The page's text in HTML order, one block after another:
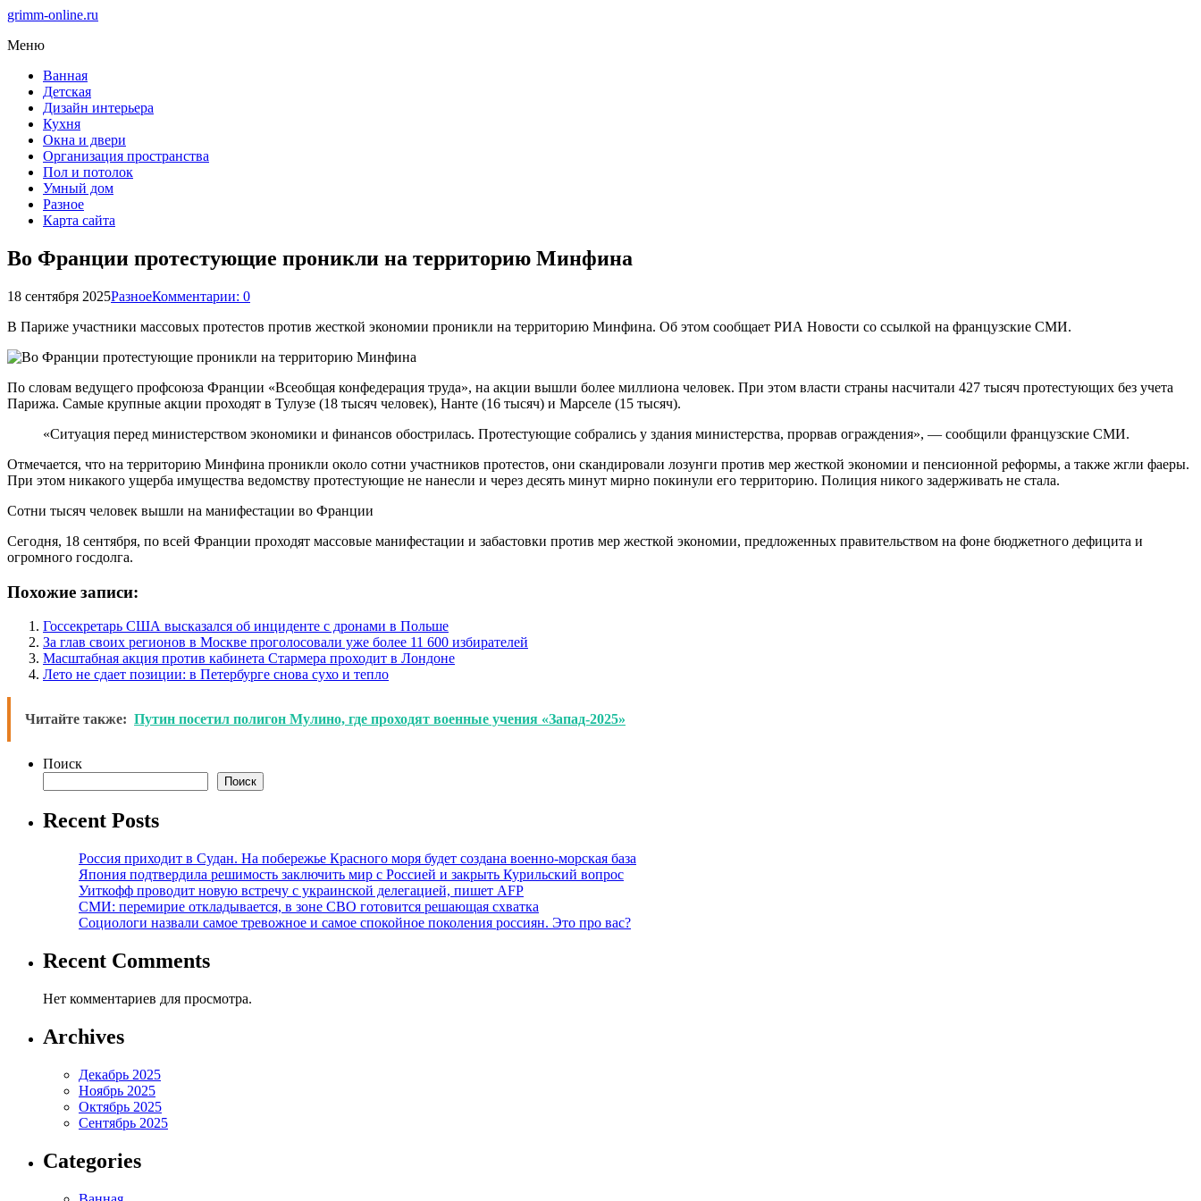
grimm-online.ru
Меню
Ванная
Детская
Дизайн интерьера
Кухня
Окна и двери
Организация пространства
Пол и потолок
Умный дом
Разное
Карта сайта
Во Франции протестующие проникли на территорию Минфина
18 сентября 2025РазноеКомментарии: 0
В Париже участники массовых протестов против жесткой экономии проникли на территорию Минфина. Об этом сообщает РИА Новости со ссылкой на французские СМИ.
По словам ведущего профсоюза Франции «Всеобщая конфедерация труда», на акции вышли более миллиона человек. При этом власти страны насчитали 427 тысяч протестующих без учета
Парижа. Самые крупные акции проходят в Тулузе (18 тысяч человек), Нанте (16 тысяч) и Марселе (15 тысяч).
«Ситуация перед министерством экономики и финансов обострилась. Протестующие собрались у здания министерства, прорвав ограждения», — сообщили французские СМИ.
Отмечается, что на территорию Минфина проникли около сотни участников протестов, они скандировали лозунги против мер жесткой экономии и пенсионной реформы, а также жгли фаеры.
При этом никакого ущерба имущества ведомству протестующие не нанесли и через десять минут мирно покинули его территорию. Полиция никого задерживать не стала.
Сотни тысяч человек вышли на манифестации во Франции
Сегодня, 18 сентября, по всей Франции проходят массовые манифестации и забастовки против мер жесткой экономии, предложенных правительством на фоне бюджетного дефицита и
огромного госдолга.
Похожие записи:
Госсекретарь США высказался об инциденте с дронами в Польше
За глав своих регионов в Москве проголосовали уже более 11 600 избирателей
Масштабная акция против кабинета Стармера проходит в Лондоне
Лето не сдает позиции: в Петербурге снова сухо и тепло
Читайте также: Путин посетил полигон Мулино, где проходят военные учения «Запад-2025»
Поиск
Поиск
Recent Posts
Россия приходит в Судан. На побережье Красного моря будет создана военно-морская база
Япония подтвердила решимость заключить мир с Россией и закрыть Курильский вопрос
Уиткофф проводит новую встречу с украинской делегацией, пишет AFP
СМИ: перемирие откладывается, в зоне СВО готовится решающая схватка
Социологи назвали самое тревожное и самое спокойное поколения россиян. Это про вас?
Recent Comments
Нет комментариев для просмотра.
Archives
Декабрь 2025
Ноябрь 2025
Октябрь 2025
Сентябрь 2025
Categories